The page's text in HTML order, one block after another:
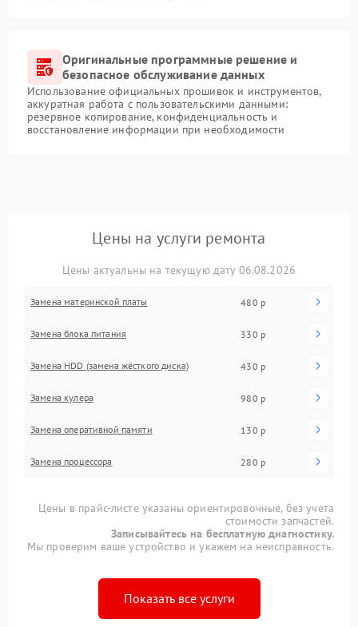
Оригинальные программные решение и
безопасное обслуживание данных
Использование официальных прошивок и инструментов,
аккуратная работа с пользовательскими данными:
резервное копирование, конфиденциальность и
восстановление информации при необходимости
Цены на услуги ремонта
Цены актуальны на текущую дату 06.08.2026
Замена материнской платы 480 р
Замена блока питания 330 р
Замена HDD (замена жёсткого диска) 430 р
Замена кулера 980 р
Замена оперативной памяти 130 р
Замена процессора 280 р
Цены в прайс-листе указаны ориентировочные, без учета
стоимости запчастей.
Записывайтесь на бесплатную диагностику.
Мы проверим ваше устройство и укажем на неисправность.
Показать все услуги